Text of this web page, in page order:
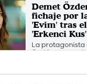
Demet
fichaje por
'Evim' tras
'Erkenci Kus'
La protagonista
ficción que